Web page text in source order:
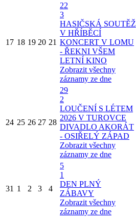
17 18 19 20 21
22
3
HASIČSKÁ SOUTĚŽ
V HŘÍBĚCÍ
KONCERT V LOMU
- ŘEKNI VŠEM
LETNÍ KINO
Zobrazit všechny
záznamy ze dne
24 25 26 27 28
29
2
LOUČENÍ S LÉTEM
2026 V TUROVCE
DIVADLO AKORÁT
- OSIŘELÝ ZÁPAD
Zobrazit všechny
záznamy ze dne
31 1 2 3 4
5
1
DEN PLNÝ
ZÁBAVY
Zobrazit všechny
záznamy ze dne